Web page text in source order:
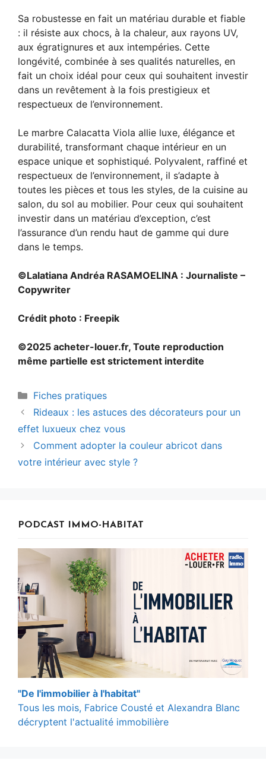
Sa robustesse en fait un matériau durable et fiable
: il résiste aux chocs, à la chaleur, aux rayons UV,
aux égratignures et aux intempéries. Cette
longévité, combinée à ses qualités naturelles, en
fait un choix idéal pour ceux qui souhaitent investir
dans un revêtement à la fois prestigieux et
respectueux de l’environnement.
Le marbre Calacatta Viola allie luxe, élégance et
durabilité, transformant chaque intérieur en un
espace unique et sophistiqué. Polyvalent, raffiné et
respectueux de l’environnement, il s’adapte à
toutes les pièces et tous les styles, de la cuisine au
salon, du sol au mobilier. Pour ceux qui souhaitent
investir dans un matériau d’exception, c’est
l’assurance d’un rendu haut de gamme qui dure
dans le temps.
©Lalatiana Andréa RASAMOELINA : Journaliste –
Copywriter
Crédit photo : Freepik
©2025 acheter-louer.fr, Toute reproduction
même partielle est strictement interdite
Categories
Fiches pratiques
Post
navigation
Rideaux : les astuces des décorateurs pour un
effet luxueux chez vous
Comment adopter la couleur abricot dans
votre intérieur avec style ?
PODCAST IMMO-HABITAT
"De l'immobilier à l'habitat"
Tous les mois, Fabrice Cousté et Alexandra Blanc
décryptent l'actualité immobilière